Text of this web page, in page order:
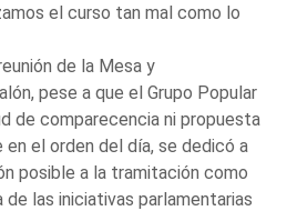
el curso tan mal como lo
de la Mesa y
pese a que el Grupo Popular
de comparecencia ni propuesta
el orden del día, se dedicó a
posible a la tramitación como
las iniciativas parlamentarias